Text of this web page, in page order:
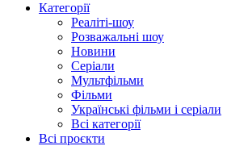
Категорії
Реаліті-шоу
Розважальні шоу
Новини
Серіали
Мультфільми
Фільми
Українські фільми і серіали
Всі категорії
Всі проєкти